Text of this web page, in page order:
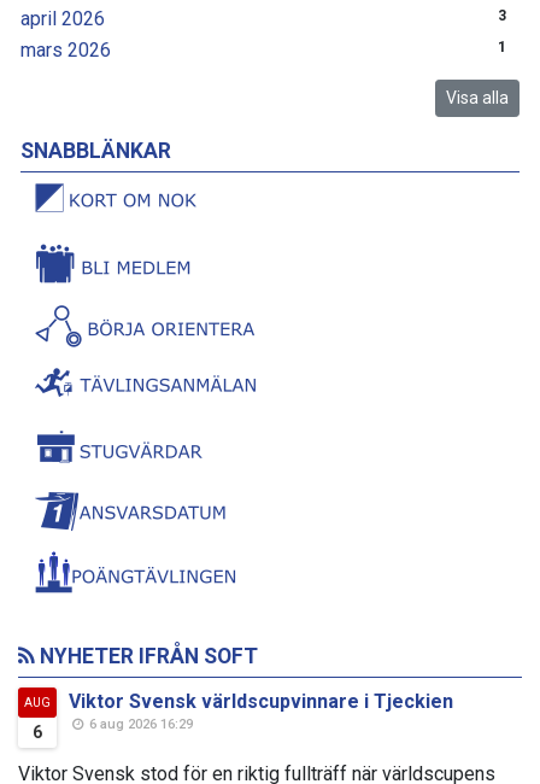
april 2026 3
mars 2026 1
Visa alla
SNABBLÄNKAR
NYHETER IFRÅN SOFT
AUG
6
Viktor Svensk världscupvinnare i Tjeckien
6 aug 2026 16:29
Viktor Svensk stod för en riktig fullträff när världscupens